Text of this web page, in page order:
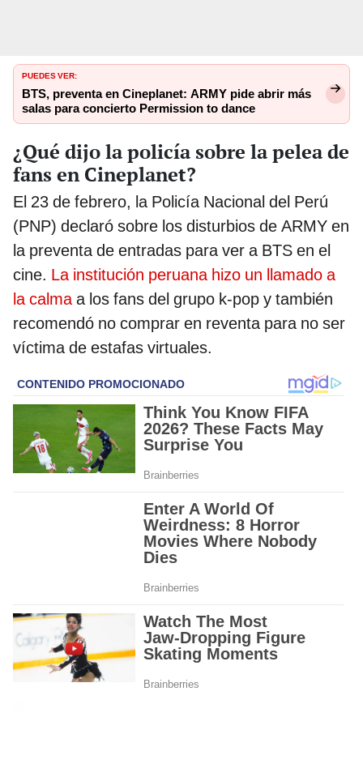
PUEDES VER:
BTS, preventa en Cineplanet: ARMY pide abrir más
salas para concierto Permission to dance
¿Qué dijo la policía sobre la pelea de
fans en Cineplanet?
El 23 de febrero, la Policía Nacional del Perú
(PNP) declaró sobre los disturbios de ARMY en
la preventa de entradas para ver a BTS en el
cine. La institución peruana hizo un llamado a
la calma a los fans del grupo k-pop y también
recomendó no comprar en reventa para no ser
víctima de estafas virtuales.